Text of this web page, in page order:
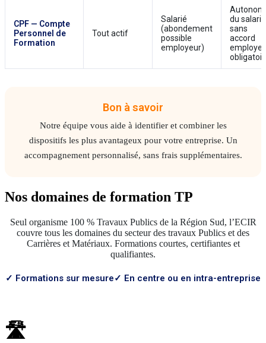
CPF — Compte
Personnel de
Formation
Tout actif
Salarié
(abondement
possible
employeur)
du
sans
accord
Bon à savoir
Notre équipe vous aide à identifier et combiner les
dispositifs les plus avantageux pour votre entreprise. Un
accompagnement personnalisé, sans frais supplémentaires.
Nos domaines de formation TP
Seul organisme 100 % Travaux Publics de la Région Sud, l’ECIR
couvre tous les domaines du secteur des travaux Publics et des
Carrières et Matériaux. Formations courtes, certifiantes et
qualifiantes.
✓ Formations sur mesure✓ En centre ou en intra-entreprise
🛣️